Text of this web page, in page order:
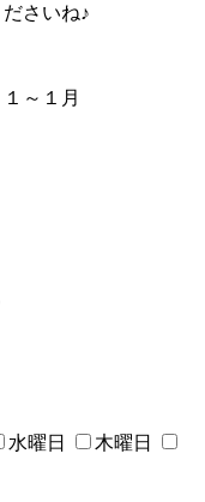
さいね♪
～１月
水曜日
木曜日